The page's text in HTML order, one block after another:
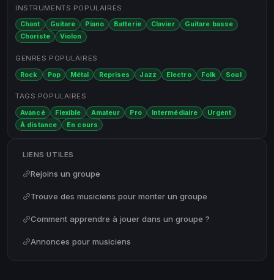
INSTRUMENTS POPULAIRES
Chant Guitare Piano Batterie Clavier
Guitare basse
Choriste
Violon
GENRES POPULAIRES
Rock Pop Métal Reprises Jazz Electro Folk Soul
TAGS POPULAIRES
Avancé Flexible Amateur Pro Intermédiaire
Urgent
À distance
En cours
LIENS UTILES
Rejoins un groupe
Trouve des musiciens pour monter un groupe
Comment apprendre à jouer dans un groupe ?
Annonces pour musiciens